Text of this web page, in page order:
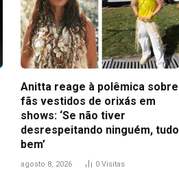
Anitta reage à polêmica sobre
fãs vestidos de orixás em
shows: ‘Se não tiver
desrespeitando ninguém, tudo
bem’
agosto 8, 2026 0 Visitas